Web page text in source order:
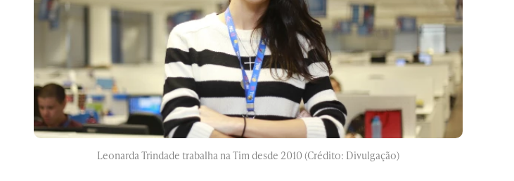
Leonarda Trindade trabalha na Tim desde 2010 (Crédito: Divulgação)